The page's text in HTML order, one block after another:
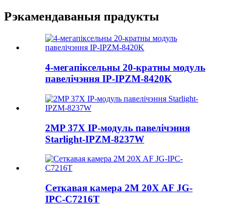
Рэкамендаваныя прадукты
4-мегапіксельны 20-кратны модуль
павелічэння IP-IPZM-8420K
2MP 37X IP-модуль павелічэння
Starlight-IPZM-8237W
Сеткавая камера 2M 20X AF JG-
IPC-C7216T